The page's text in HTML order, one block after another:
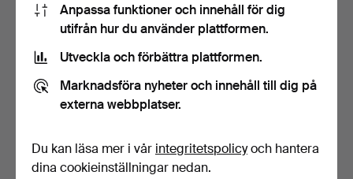
STORA LJUSSTAKAR, ett
par, barockstil. 18/…
GIANFRANCO FERRÈ,
festklänning och bolero.
Anpassa funktioner och innehåll för dig
utifrån hur du använder plattformen.
Utveckla och förbättra plattformen.
Marknadsföra nyheter och innehåll till dig på
externa webbplatser.
Du kan läsa mer i vår integritetspolicyoch hantera
dina cookieinställningar nedan.